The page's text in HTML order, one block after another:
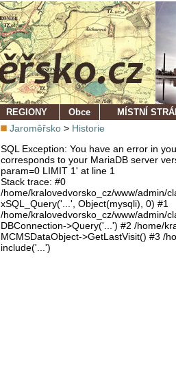
REGIONY
Obce MÍSTNÍ
Jaroměřsko > Historie
SQL Exception: You have an error in
corresponds to your MariaDB server
param=0 LIMIT 1' at line 1
Stack trace: #0
/home/kralovedvorsko_cz/www/admin/
xSQL_Query('...', Object(mysqli), 0) #1
/home/kralovedvorsko_cz/www/admin/
DBConnection->Query('...') #2 /home/
MCMSDataObject->GetLastVisit() #3 /
include('...')